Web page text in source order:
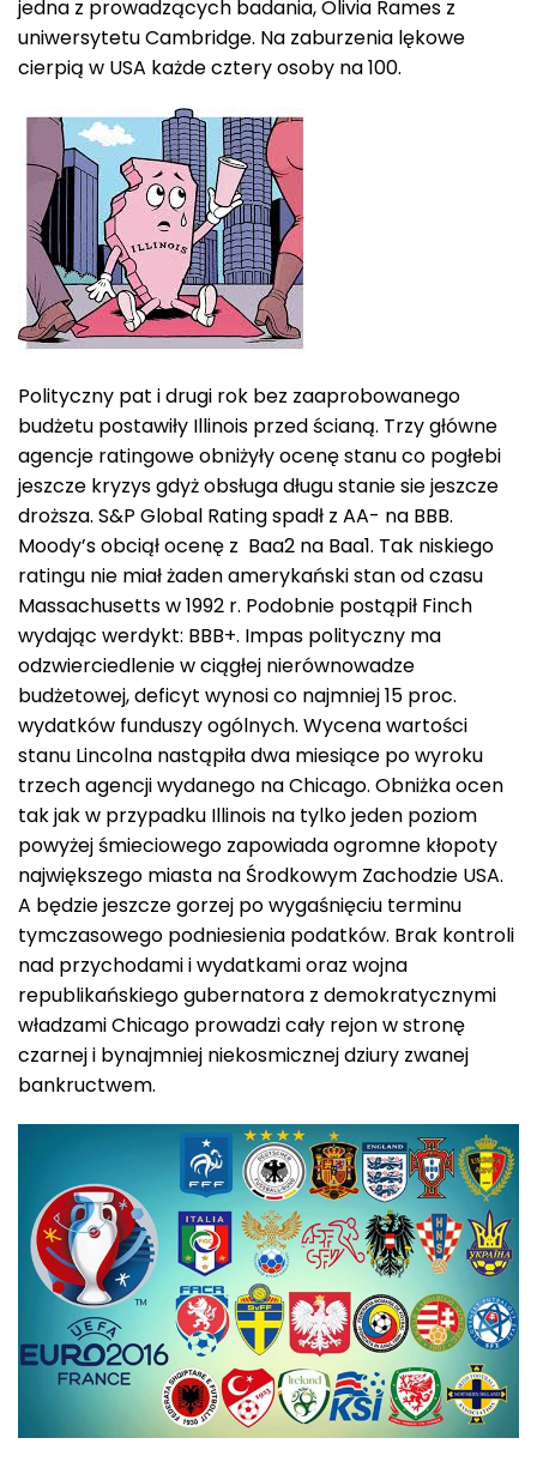
jedna z prowadzących badania, Olivia Rames z
uniwersytetu Cambridge. Na zaburzenia lękowe
cierpią w USA każde cztery osoby na 100.
Polityczny pat i drugi rok bez zaaprobowanego
budżetu postawiły Illinois przed ścianą. Trzy główne
agencje ratingowe obniżyły ocenę stanu co pogłebi
jeszcze kryzys gdyż obsługa długu stanie sie jeszcze
droższa. S&P Global Rating spadł z AA- na BBB.
Moody’s obciął ocenę z Baa2 na Baa1. Tak niskiego
ratingu nie miał żaden amerykański stan od czasu
Massachusetts w 1992 r. Podobnie postąpił Finch
wydając werdykt: BBB+. Impas polityczny ma
odzwierciedlenie w ciągłej nierównowadze
budżetowej, deficyt wynosi co najmniej 15 proc.
wydatków funduszy ogólnych. Wycena wartości
stanu Lincolna nastąpiła dwa miesiące po wyroku
trzech agencji wydanego na Chicago. Obniżka ocen
tak jak w przypadku Illinois na tylko jeden poziom
powyżej śmieciowego zapowiada ogromne kłopoty
największego miasta na Środkowym Zachodzie USA.
A będzie jeszcze gorzej po wygaśnięciu terminu
tymczasowego podniesienia podatków. Brak kontroli
nad przychodami i wydatkami oraz wojna
republikańskiego gubernatora z demokratycznymi
władzami Chicago prowadzi cały rejon w stronę
czarnej i bynajmniej niekosmicznej dziury zwanej
bankructwem.